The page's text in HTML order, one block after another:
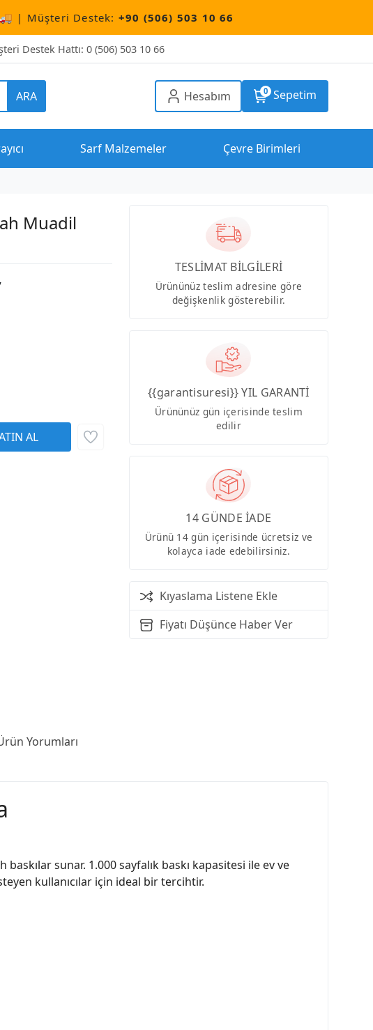
Destek:+90 (506) 503 10 66
Destek Hattı: 0 (506) 503 10 66
ARA Hesabım 0 Sepetim
Sarf Malzemeler Çevre Birimleri
Muadil
TESLİMAT BİLGİLERİ
Ürününüz teslim adresine göre
değişkenlik gösterebilir.
{{garantisuresi}} YIL GARANTİ
Ürününüz gün içerisinde teslim
edilir
14 GÜNDE İADE
Ürünü 14 gün içerisinde ücretsiz ve
kolayca iade edebilirsiniz.
Kıyaslama Listene Ekle
Fiyatı Düşünce Haber Ver
Yorumları
sunar. 1.000 sayfalık baskı kapasitesi ile ev ve
kullanıcılar için ideal bir tercihtir.